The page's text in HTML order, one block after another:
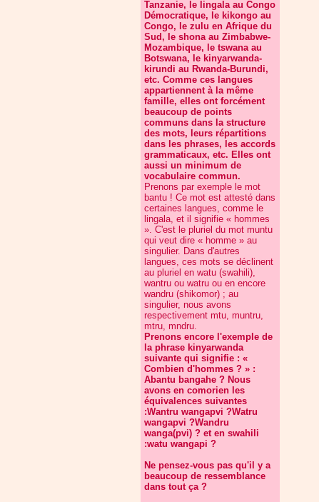
Tanzanie, le lingala au Congo
Démocratique, le kikongo au
Congo, le zulu en Afrique du
Sud, le shona au Zimbabwe-
Mozambique, le tswana au
Botswana, le kinyarwanda-
kirundi au Rwanda-Burundi,
etc. Comme ces langues
appartiennent à la même
famille, elles ont forcément
beaucoup de points
communs dans la structure
des mots, leurs répartitions
dans les phrases, les accords
grammaticaux, etc. Elles ont
aussi un minimum de
vocabulaire commun.
Prenons par exemple le mot
bantu ! Ce mot est attesté dans
certaines langues, comme le
lingala, et il signifie « hommes
». C'est le pluriel du mot muntu
qui veut dire « homme » au
singulier. Dans d'autres
langues, ces mots se déclinent
au pluriel en watu (swahili),
wantru ou watru ou en encore
wandru (shikomor) ; au
singulier, nous avons
respectivement mtu, muntru,
mtru, mndru.
Prenons encore l'exemple de
la phrase kinyarwanda
suivante qui signifie : «
Combien d'hommes ? » :
Abantu bangahe ? Nous
avons en comorien les
équivalences suivantes
:Wantru wangapvi ?Watru
wangapvi ?Wandru
wanga(pvi) ? et en swahili
:watu wangapi ?
Ne pensez-vous pas qu'il y a
beaucoup de ressemblance
dans tout ça ?